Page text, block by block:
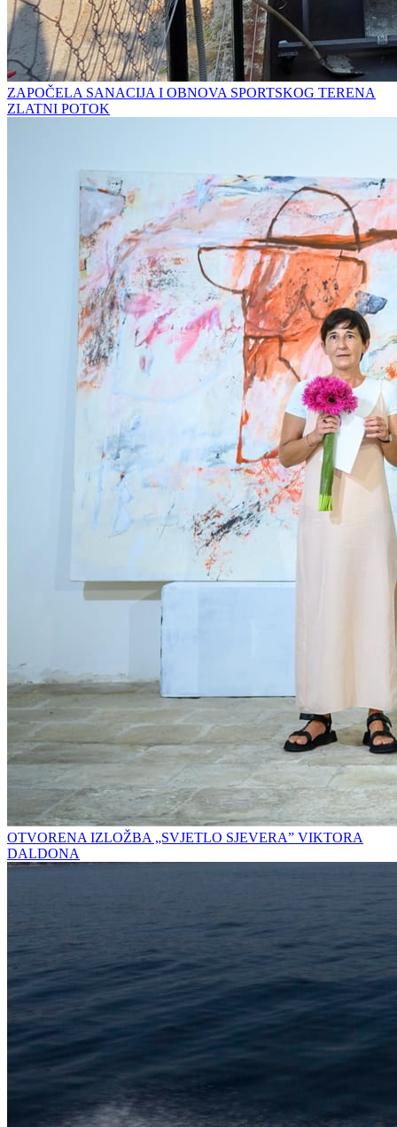
ZAPOČELA SANACIJA I OBNOVA SPORTSKOG TERENA
ZLATNI POTOK
OTVORENA IZLOŽBA „SVJETLO SJEVERA” VIKTORA
DALDONA